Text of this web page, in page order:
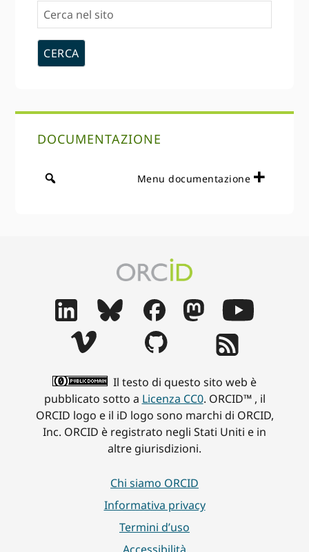
Cerca
nel
sito
DOCUMENTAZIONE
Menu documentazione
Il testo di questo sito web è
pubblicato sotto a Licenza CC0. ORCID™ , il
ORCID logo e il iD logo sono marchi di ORCID,
Inc. ORCID è registrato negli Stati Uniti e in
altre giurisdizioni.
Chi siamo ORCID
Informativa privacy
Termini d’uso